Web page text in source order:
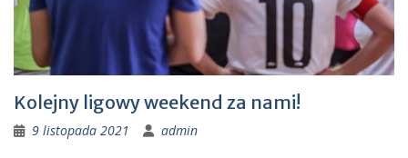
Kolejny ligowy weekend za nami!
9 listopada 2021 admin